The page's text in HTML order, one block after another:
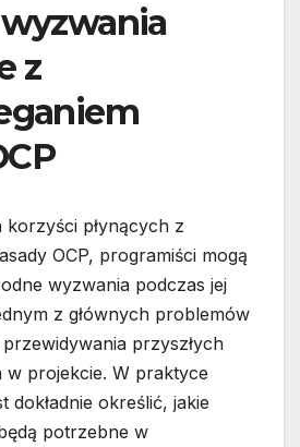
z
płynących z
OCP, programiści mogą
wyzwania podczas jej
z głównych problemów
przyszłych
w projekcie. W praktyce
dokładnie określić, jakie
potrzebne w